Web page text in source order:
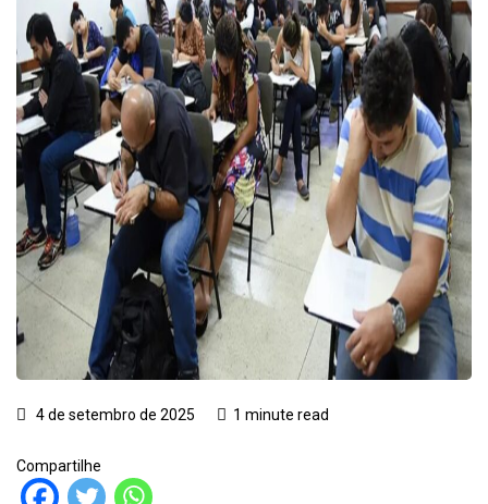
4 de setembro de 2025 1 minute read
Compartilhe